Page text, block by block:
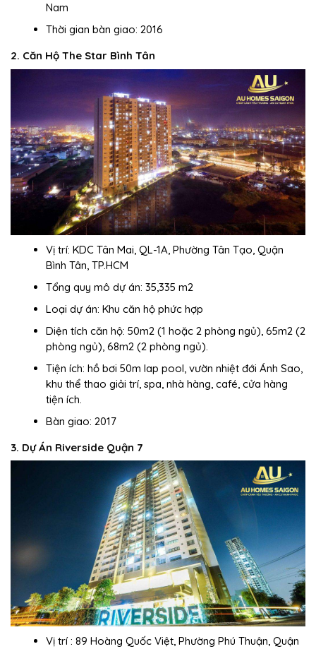
Nam
Thời gian bàn giao: 2016
2. Căn Hộ The Star Bình Tân
Vị trí: KDC Tân Mai, QL-1A, Phường Tân Tạo, Quận
Bình Tân, TP.HCM
Tổng quy mô dự án: 35,335 m2
Loại dự án: Khu căn hộ phức hợp
Diện tích căn hộ: 50m2 (1 hoặc 2 phòng ngủ), 65m2 (2
phòng ngủ), 68m2 (2 phòng ngủ).
Tiện ích: hồ bơi 50m lap pool, vườn nhiệt đới Ánh Sao,
khu thể thao giải trí, spa, nhà hàng, café, cửa hàng
tiện ích.
Bàn giao: 2017
3. Dự Án Riverside Quận 7
Vị trí : 89 Hoàng Quốc Việt, Phường Phú Thuận, Quận